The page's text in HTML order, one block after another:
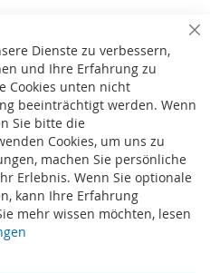
Dienste zu verbessern,
und Ihre Erfahrung zu
Cookies unten nicht
beeinträchtigt werden. Wenn
Sie bitte die
Cookies, um uns zu
machen Sie persönliche
Erlebnis. Wenn Sie optionale
kann Ihre Erfahrung
mehr wissen möchten, lesen